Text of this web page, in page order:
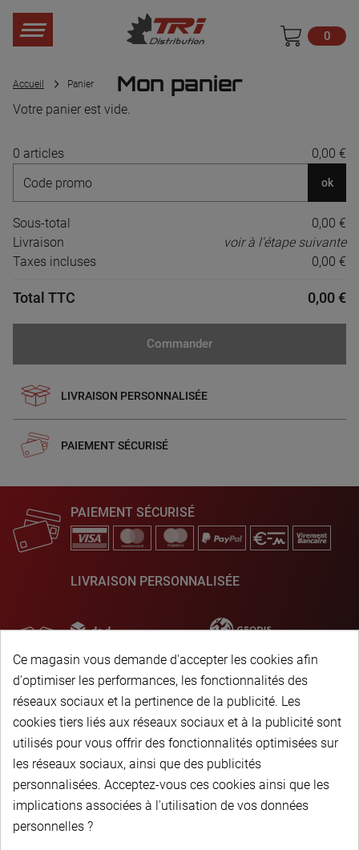
0
Accueil Panier Mon panier
Votre panier est vide.
0 articles 0,00 €
ok
Sous-total
0,00 €
Livraison
voir à l'étape suivante
Taxes incluses
0,00 €
Total TTC 0,00 €
Commander
LIVRAISON PERSONNALISÉE
PAIEMENT SÉCURISÉ
PAIEMENT SÉCURISÉ
LIVRAISON PERSONNALISÉE
Ce magasin vous demande d'accepter les cookies afin
d'optimiser les performances, les fonctionnalités des
réseaux sociaux et la pertinence de la publicité. Les
cookies tiers liés aux réseaux sociaux et à la publicité sont
utilisés pour vous offrir des fonctionnalités optimisées sur
les réseaux sociaux, ainsi que des publicités
personnalisées. Acceptez-vous ces cookies ainsi que les
implications associées à l'utilisation de vos données
personnelles ?